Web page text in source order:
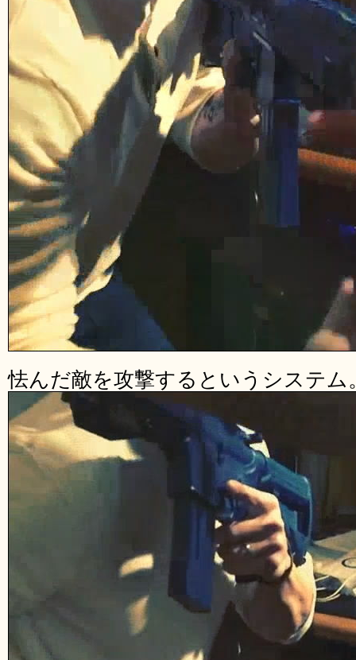
怯んだ敵を攻撃するというシステム